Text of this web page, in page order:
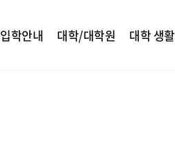
입학안내 대학/대학원 대학 생활